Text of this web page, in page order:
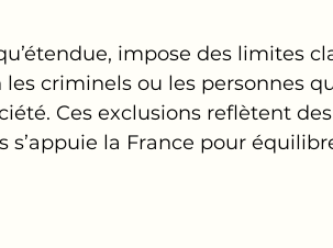
impose des limites
criminels ou les personnes
Ces exclusions reflètent
s’appuie la France pour